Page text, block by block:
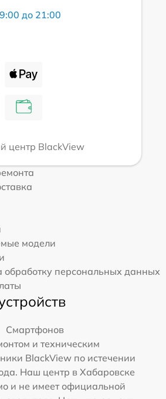
до 21:00
центр BlackView
модели
обработку персональных данных
Смартфонов
и техническим
BlackView по истечении
Наш центр в Хабаровске
и не имеет официальной